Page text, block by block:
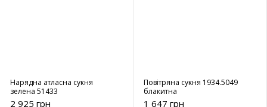
Нарядна атласна сукня
зелена 51433
2 925 грн
Повітряна сукня 1934.5049
блакитна
1 647 грн